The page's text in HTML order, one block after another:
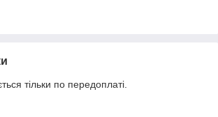
тільки по передоплаті.